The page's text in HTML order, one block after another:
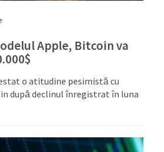
Apple, Bitcoin va
o atitudine pesimistă cu
după declinul înregistrat în luna